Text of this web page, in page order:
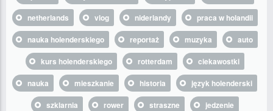
netherlands
vlog niderlandy
praca w holandii
nauka holenderskiego
reportaż muzyka
auto
kurs holenderskiego
rotterdam
ciekawostki
nauka
mieszkanie historia
język holenderski
szklarnia
rower straszne
jedzenie